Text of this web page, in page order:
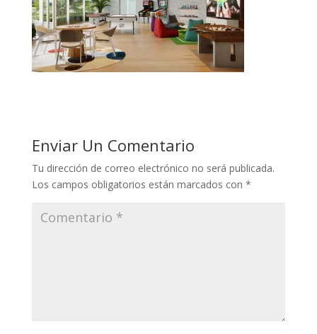
Enviar Un Comentario
Tu dirección de correo electrónico no será publicada.
Los campos obligatorios están marcados con *